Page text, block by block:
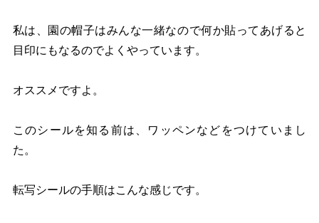
私は、園の帽子はみんな一緒なので何か貼ってあげると
目印にもなるのでよくやっています。
オススメですよ。
このシールを知る前は、ワッペンなどをつけていまし
た。
転写シールの手順はこんな感じです。